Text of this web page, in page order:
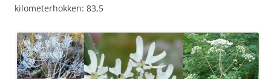
kilometerhokken: 83,5